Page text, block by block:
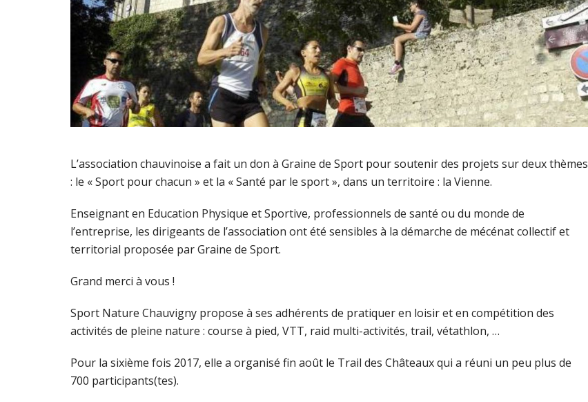
L’association chauvinoise a fait un don à Graine de Sport pour soutenir des projets sur deux thèmes
: le « Sport pour chacun » et la « Santé par le sport », dans un territoire : la Vienne.
Enseignant en Education Physique et Sportive, professionnels de santé ou du monde de
l’entreprise, les dirigeants de l’association ont été sensibles à la démarche de mécénat collectif et
territorial proposée par Graine de Sport.
Grand merci à vous !
Sport Nature Chauvigny propose à ses adhérents de pratiquer en loisir et en compétition des
activités de pleine nature : course à pied, VTT, raid multi-activités, trail, vétathlon, …
Pour la sixième fois 2017, elle a organisé fin août le Trail des Châteaux qui a réuni un peu plus de
700 participants(tes).